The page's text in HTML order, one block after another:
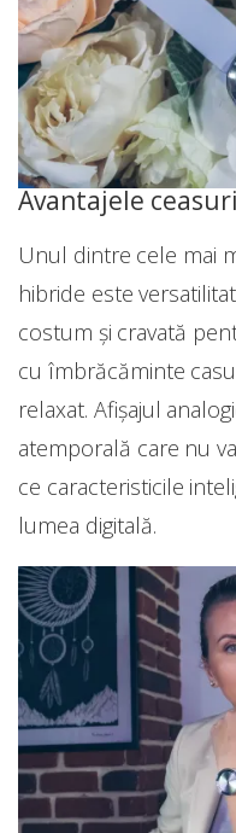
Avantajele
Unul dintre cele mai
hibride este
costum și cravată
cu îmbrăcăminte
relaxat. Afișajul
atemporală care nu
ce caracteristicile
lumea digitală.